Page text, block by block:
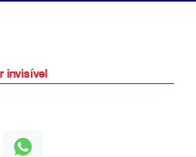
invisível